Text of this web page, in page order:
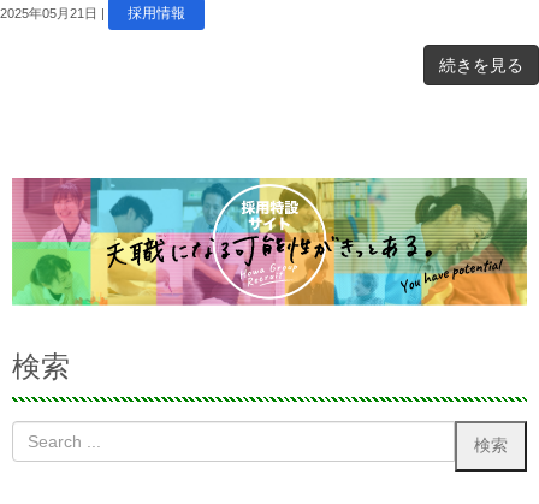
2025年05月21日 | 採用情報
続きを見る
検索